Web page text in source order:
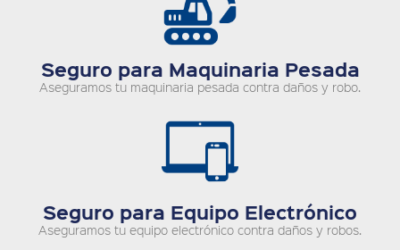
Seguro para Maquinaria Pesada
Aseguramos tu maquinaria pesada contra daños y robo.
Seguro para Equipo Electrónico
Aseguramos tu equipo electrónico contra daños y robos.